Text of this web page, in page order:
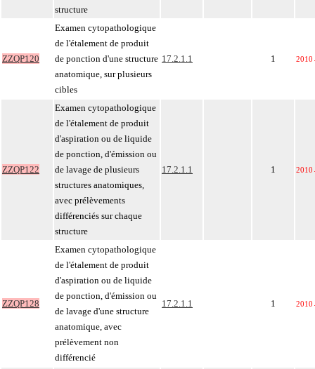
structure
ZZQP120
Examen cytopathologique
de l'étalement de produit
de ponction d'une structure
anatomique, sur plusieurs
cibles
17.2.1.1 1 2010
ZZQP122
Examen cytopathologique
de l'étalement de produit
d'aspiration ou de liquide
de ponction, d'émission ou
de lavage de plusieurs
structures anatomiques,
avec prélèvements
différenciés sur chaque
structure
17.2.1.1 1 2010
ZZQP128
Examen cytopathologique
de l'étalement de produit
d'aspiration ou de liquide
de ponction, d'émission ou
de lavage d'une structure
anatomique, avec
prélèvement non
différencié
17.2.1.1 1 2010